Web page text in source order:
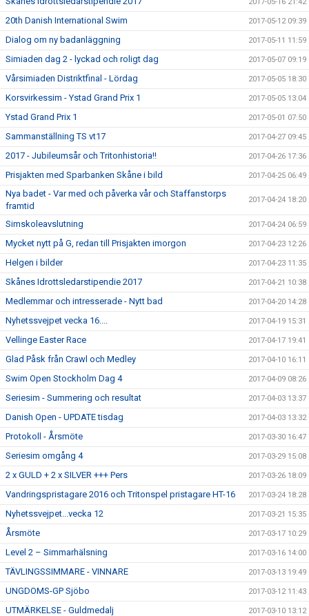
20th Danish International Swim 2017-05-12 09:39
Dialog om ny badanläggning 2017-05-11 11:59
Simiaden dag 2 - lyckad och roligt dag 2017-05-07 09:19
Vårsimiaden Distriktfinal - Lördag 2017-05-05 18:30
Korsvirkessim - Ystad Grand Prix 1 2017-05-05 13:04
Ystad Grand Prix 1 2017-05-01 07:50
Sammanställning TS vt17 2017-04-27 09:45
2017 - Jubileumsår och Tritonhistoria!! 2017-04-26 17:36
Prisjakten med Sparbanken Skåne i bild 2017-04-25 06:49
Nya badet - Var med och påverka vår och Staffanstorps
framtid
2017-04-24 18:20
Simskoleavslutning 2017-04-24 06:59
Mycket nytt på G, redan till Prisjakten imorgon 2017-04-23 12:26
Helgen i bilder 2017-04-23 11:35
Skånes Idrottsledarstipendie 2017 2017-04-21 10:38
Medlemmar och intresserade - Nytt bad 2017-04-20 14:28
Nyhetssvejpet vecka 16.... 2017-04-19 15:31
Vellinge Easter Race 2017-04-17 19:41
Glad Påsk från Crawl och Medley 2017-04-10 16:11
Swim Open Stockholm Dag 4 2017-04-09 08:26
Seriesim - Summering och resultat 2017-04-03 13:37
Danish Open - UPDATE tisdag 2017-04-03 13:32
Protokoll - Årsmöte 2017-03-30 16:47
Seriesim omgång 4 2017-03-29 15:08
2 x GULD + 2 x SILVER +++ Pers 2017-03-26 18:09
Vandringspristagare 2016 och Tritonspel pristagare HT-16 2017-03-24 18:28
Nyhetssvejpet...vecka 12 2017-03-21 15:35
Årsmöte 2017-03-17 10:29
Level 2 – Simmarhälsning 2017-03-16 14:00
TÄVLINGSSIMMARE - VINNARE 2017-03-13 19:49
UNGDOMS-GP Sjöbo 2017-03-12 11:43
UTMÄRKELSE - Guldmedalj 2017-03-10 13:12